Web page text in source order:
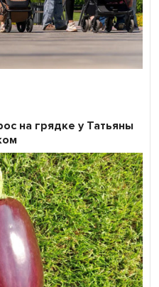
на грядке у Татьяны